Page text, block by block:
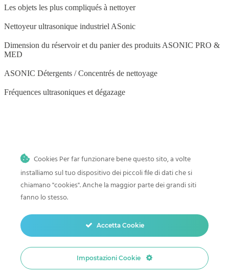
Les objets les plus compliqués à nettoyer
Nettoyeur ultrasonique industriel ASonic
Dimension du réservoir et du panier des produits ASONIC PRO &
MED
ASONIC Détergents / Concentrés de nettoyage
Fréquences ultrasoniques et dégazage
Nettoyage par ultrasons à domicile
Histoire et progrès du nettoyage par ultrasons
Comment nettoyer les jouets de bébé dans un nettoyeur à ultrasons
Nettoyage par ultrasons des pinceaux de maquillage
Nettoyage par ultrasons des légumes et des fruits
Cookies Per far funzionare bene questo sito, a volte
installiamo sul tuo dispositivo dei piccoli file di dati che si
chiamano "cookies". Anche la maggior parte dei grandi siti
fanno lo stesso.
Accetta Cookie
Impostazioni Cookie